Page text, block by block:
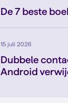
De 7 beste
15 juli 2026
Dubbele
Android